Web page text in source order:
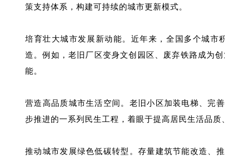
策支持体系，构建可持续的城市更新模式。
培育壮大城市发展新动能。近年来，全国多个城
造。例如，老旧厂区变身文创园区、废弃铁路成为
能。
营造高品质城市生活空间。老旧小区加装电梯、完
步推进的一系列民生工程，着眼于提高居民生活品质
推动城市发展绿色低碳转型。存量建筑节能改造、